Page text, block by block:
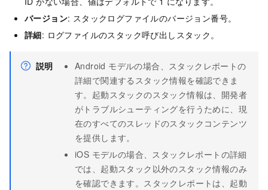
バージョン: スタックログファイルのバージョン番号。
詳細: ログファイルのスタック呼び出しスタック。
説明
Android モデルの場合、スタックレポートの
詳細で関連するスタック情報を確認できま
す。起動スタックのスタック情報は、開発者
がトラブルシューティングを行うために、現
在のすべてのスレッドのスタックコンテンツ
を提供します。
iOS モデルの場合、スタックレポートの詳細
では、起動スタック以外のスタック情報のみ
を確認できます。スタックレポートは、起動